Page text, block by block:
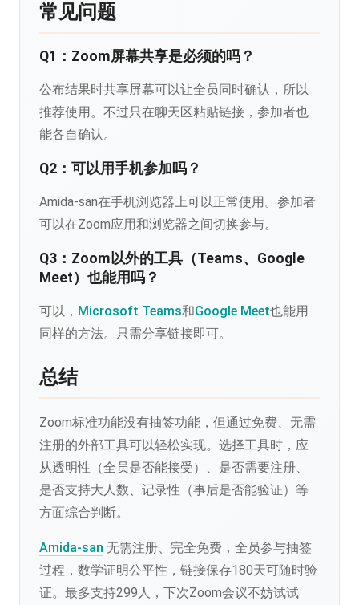
常见问题
Q1：Zoom屏幕共享是必须的吗？
公布结果时共享屏幕可以让全员同时确认，所以
推荐使用。不过只在聊天区粘贴链接，参加者也
能各自确认。
Q2：可以用手机参加吗？
Amida-san在手机浏览器上可以正常使用。参加者
可以在Zoom应用和浏览器之间切换参与。
Q3：Zoom以外的工具（Teams、Google
Meet）也能用吗？
可以， Microsoft Teams和Google Meet也能用
同样的方法。只需分享链接即可。
总结
Zoom标准功能没有抽签功能，但通过免费、无需
注册的外部工具可以轻松实现。选择工具时，应
从透明性（全员是否能接受）、是否需要注册、
是否支持大人数、记录性（事后是否能验证）等
方面综合判断。
Amida-san 无需注册、完全免费，全员参与抽签
过程，数学证明公平性，链接保存180天可随时验
证。最多支持299人，下次Zoom会议不妨试试